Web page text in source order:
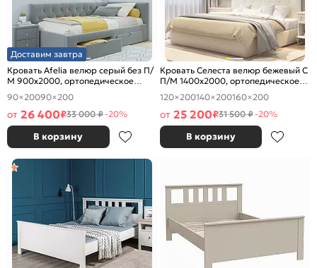
Доставим завтра
Кровать Afelia велюр серый без П/
М 900x2000, ортопедическое
основание, изголовье мягкое
90×20090×200
от 26 400₽33 000 ₽-20%
В корзину
Кровать Селеста велюр бежевый С
П/М 1400x2000, ортопедическое
основание, изголовье мягкое
120×200140×200160×200
от 25 200₽31 500 ₽-20%
В корзину